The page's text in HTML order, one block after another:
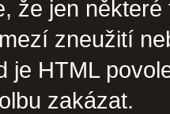
že jen
zneužití
je HTML
zakázat.